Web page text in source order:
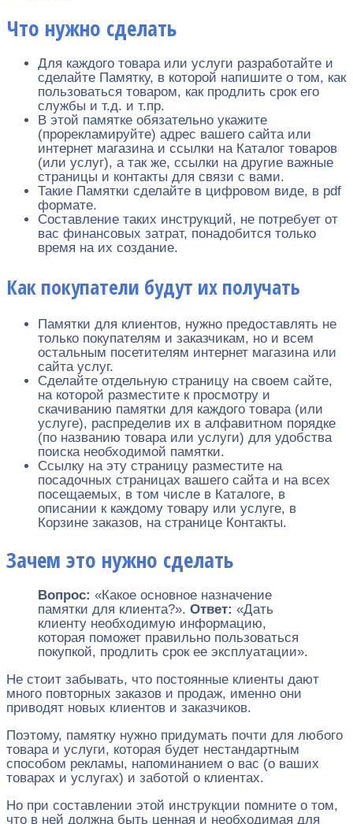
Что нужно сделать
Для каждого товара или услуги разработайте и
сделайте Памятку, в которой напишите о том, как
пользоваться товаром, как продлить срок его
службы и т.д. и т.пр.
В этой памятке обязательно укажите
(прорекламируйте) адрес вашего сайта или
интернет магазина и ссылки на Каталог товаров
(или услуг), а так же, ссылки на другие важные
страницы и контакты для связи с вами.
Такие Памятки сделайте в цифровом виде, в pdf
формате.
Составление таких инструкций, не потребует от
вас финансовых затрат, понадобится только
время на их создание.
Как покупатели будут их получать
Памятки для клиентов, нужно предоставлять не
только покупателям и заказчикам, но и всем
остальным посетителям интернет магазина или
сайта услуг.
Сделайте отдельную страницу на своем сайте,
на которой разместите к просмотру и
скачиванию памятки для каждого товара (или
услуге), распределив их в алфавитном порядке
(по названию товара или услуги) для удобства
поиска необходимой памятки.
Ссылку на эту страницу разместите на
посадочных страницах вашего сайта и на всех
посещаемых, в том числе в Каталоге, в
описании к каждому товару или услуге, в
Корзине заказов, на странице Контакты.
Зачем это нужно сделать
Вопрос: «Какое основное назначение
памятки для клиента?». Ответ: «Дать
клиенту необходимую информацию,
которая поможет правильно пользоваться
покупкой, продлить срок ее эксплуатации».
Не стоит забывать, что постоянные клиенты дают
много повторных заказов и продаж, именно они
приводят новых клиентов и заказчиков.
Поэтому, памятку нужно придумать почти для любого
товара и услуги, которая будет нестандартным
способом рекламы, напоминанием о вас (о ваших
товарах и услугах) и заботой о клиентах.
Но при составлении этой инструкции помните о том,
что в ней должна быть ценная и необходимая для